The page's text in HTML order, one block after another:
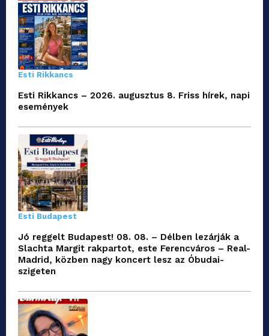
Esti Rikkancs
Esti Rikkancs – 2026. augusztus 8. Friss hírek, napi
események
Esti Budapest
Jó reggelt Budapest! 08. 08. – Délben lezárják a
Slachta Margit rakpartot, este Ferencváros – Real-
Madrid, közben nagy koncert lesz az Óbudai-
szigeten